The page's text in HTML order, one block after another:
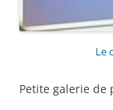
Le
Petite galerie de